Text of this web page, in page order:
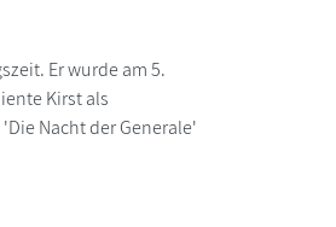
Er wurde am 5.
Kirst als
Nacht der Generale'